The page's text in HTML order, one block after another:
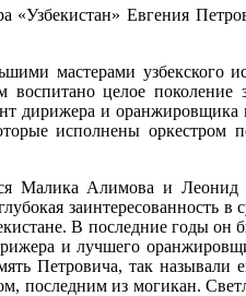
«Узбекистан» Евгения
мастерами узбекского
целое поколение
дирижера и оранжировщика
исполнены
Малика Алимова и
заинтересованность в
В последние годы
и лучшего
Петровича, так называли
последним из могикан.